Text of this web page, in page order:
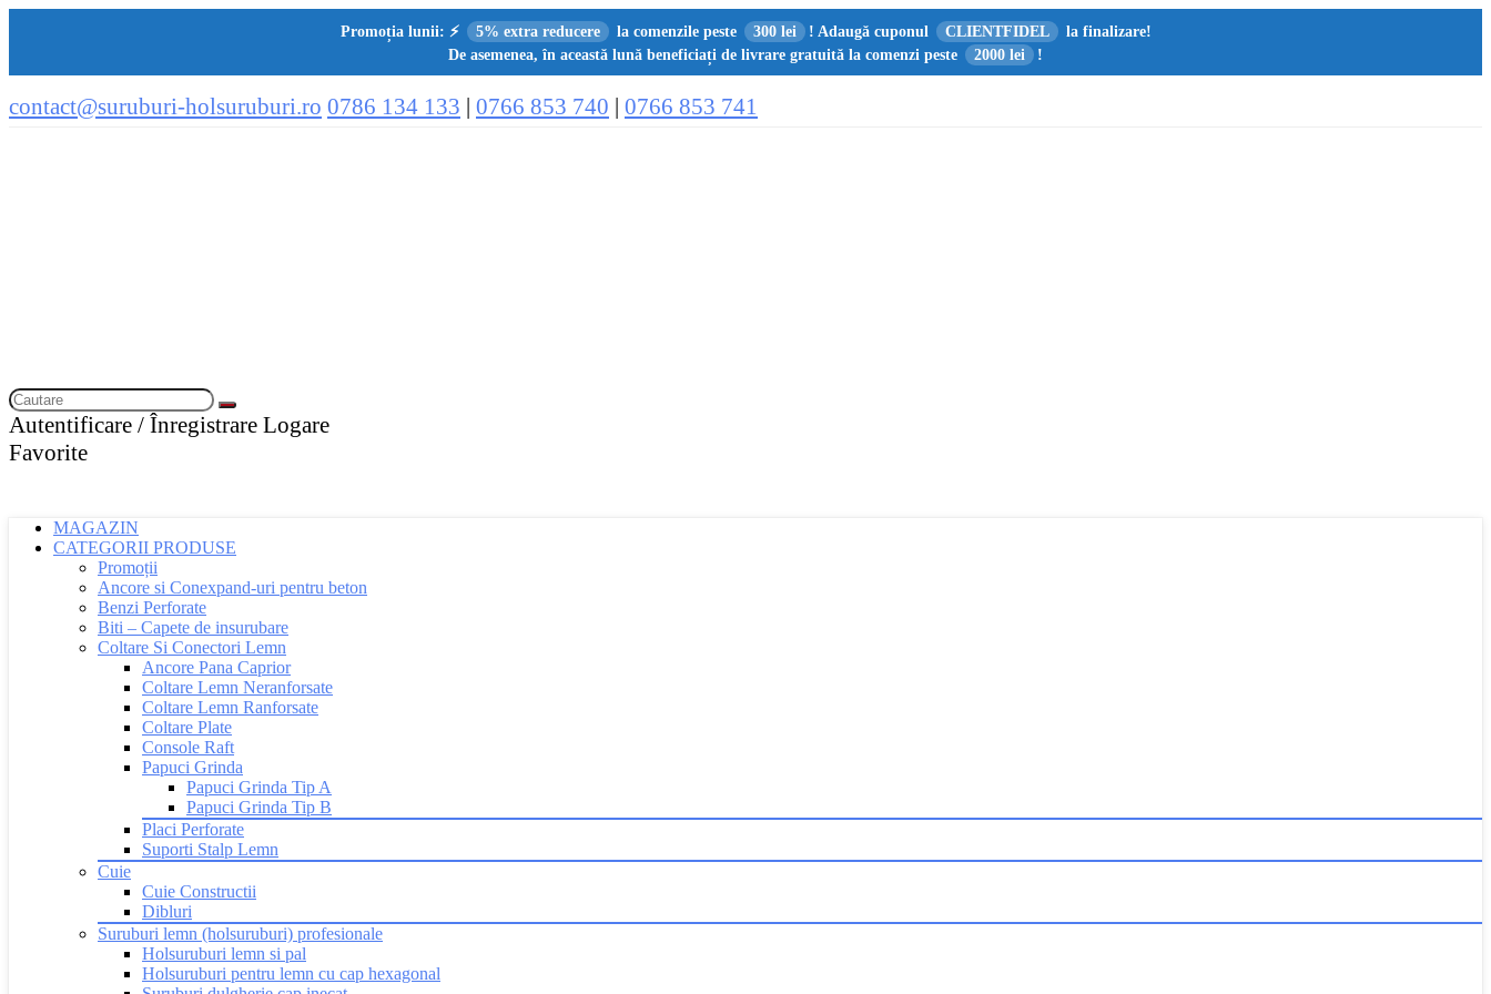
Promoția lunii: ⚡ 5% extra reducere la comenzile peste 300 lei ! Adaugă cuponul CLIENTFIDEL
la finalizare!
De asemenea, în această lună beneficiați de livrare gratuită la comenzi peste
2000 lei !
contact@suruburi-holsuruburi.ro 0786 134 133 | 0766 853 740 | 0766 853 741
Autentificare / Înregistrare Logare
Favorite
MAGAZIN
CATEGORII PRODUSE
Promoții
Ancore si Conexpand-uri pentru beton
Benzi Perforate
Biti – Capete de insurubare
Coltare Si Conectori Lemn
Ancore Pana Caprior
Coltare Lemn Neranforsate
Coltare Lemn Ranforsate
Coltare Plate
Console Raft
Papuci Grinda
Papuci Grinda Tip A
Papuci Grinda Tip B
Placi Perforate
Suporti Stalp Lemn
Cuie
Cuie Constructii
Dibluri
Suruburi lemn (holsuruburi) profesionale
Holsuruburi lemn si pal
Holsuruburi pentru lemn cu cap hexagonal